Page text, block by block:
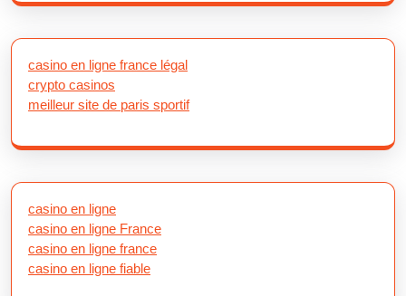
casino en ligne france légal
crypto casinos
meilleur site de paris sportif
casino en ligne
casino en ligne France
casino en ligne france
casino en ligne fiable